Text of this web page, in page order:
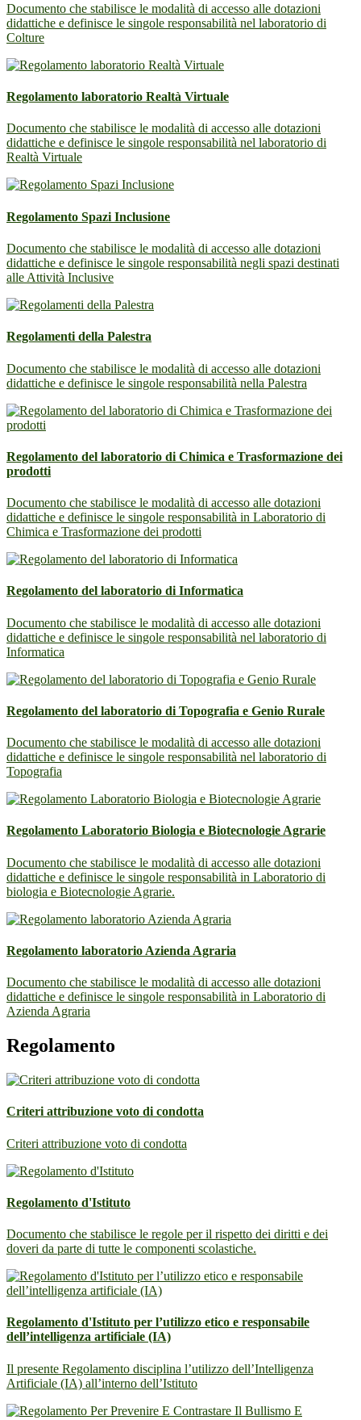
Documento che stabilisce le modalità di accesso alle dotazioni
didattiche e definisce le singole responsabilità nel laboratorio di
Colture
Regolamento laboratorio Realtà Virtuale
Documento che stabilisce le modalità di accesso alle dotazioni
didattiche e definisce le singole responsabilità nel laboratorio di
Realtà Virtuale
Regolamento Spazi Inclusione
Documento che stabilisce le modalità di accesso alle dotazioni
didattiche e definisce le singole responsabilità negli spazi destinati
alle Attività Inclusive
Regolamenti della Palestra
Documento che stabilisce le modalità di accesso alle dotazioni
didattiche e definisce le singole responsabilità nella Palestra
Regolamento del laboratorio di Chimica e Trasformazione dei
prodotti
Documento che stabilisce le modalità di accesso alle dotazioni
didattiche e definisce le singole responsabilità in Laboratorio di
Chimica e Trasformazione dei prodotti
Regolamento del laboratorio di Informatica
Documento che stabilisce le modalità di accesso alle dotazioni
didattiche e definisce le singole responsabilità nel laboratorio di
Informatica
Regolamento del laboratorio di Topografia e Genio Rurale
Documento che stabilisce le modalità di accesso alle dotazioni
didattiche e definisce le singole responsabilità nel laboratorio di
Topografia
Regolamento Laboratorio Biologia e Biotecnologie Agrarie
Documento che stabilisce le modalità di accesso alle dotazioni
didattiche e definisce le singole responsabilità in Laboratorio di
biologia e Biotecnologie Agrarie.
Regolamento laboratorio Azienda Agraria
Documento che stabilisce le modalità di accesso alle dotazioni
didattiche e definisce le singole responsabilità in Laboratorio di
Azienda Agraria
Regolamento
Criteri attribuzione voto di condotta
Criteri attribuzione voto di condotta
Regolamento d'Istituto
Documento che stabilisce le regole per il rispetto dei diritti e dei
doveri da parte di tutte le componenti scolastiche.
Regolamento d'Istituto per l’utilizzo etico e responsabile
dell’intelligenza artificiale (IA)
Il presente Regolamento disciplina l’utilizzo dell’Intelligenza
Artificiale (IA) all’interno dell’Istituto